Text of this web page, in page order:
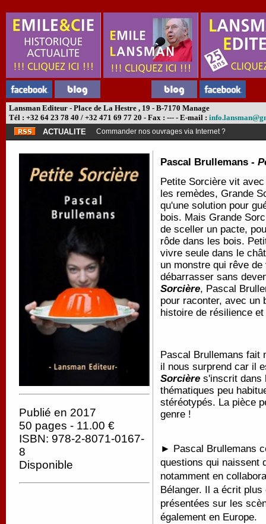
Lansman Editeur - Place de La Hestre , 19 - B-7170 Manage
Tél : +32 64 23 78 40 / +32 471 69 77 20 - Fax : --- - E-mail :
ACTUALITE
Commander nos ouvrages via Internet ?
Publié en 2017
50 pages - 11.00 €
ISBN: 978-2-8071-0167-
8
Disponible
Pascal Brullemans -
Petite Sorcière vit
les remèdes, Grande
qu'une solution pour
bois. Mais Grande
de sceller un pacte,
rôde dans les bois.
vivre seule dans le
un monstre qui rêve
débarrasser sans
Sorcière, Pascal
pour raconter, avec un
histoire de résilience
Pascal Brullemans fait
il nous surprend car il
Sorcière s'inscrit dans
thématiques peu
stéréotypés. La pièce
genre !
► Pascal Brullemans
questions qui naissent
notamment en
Bélanger. Il a écrit
présentées sur les
également en Europe.